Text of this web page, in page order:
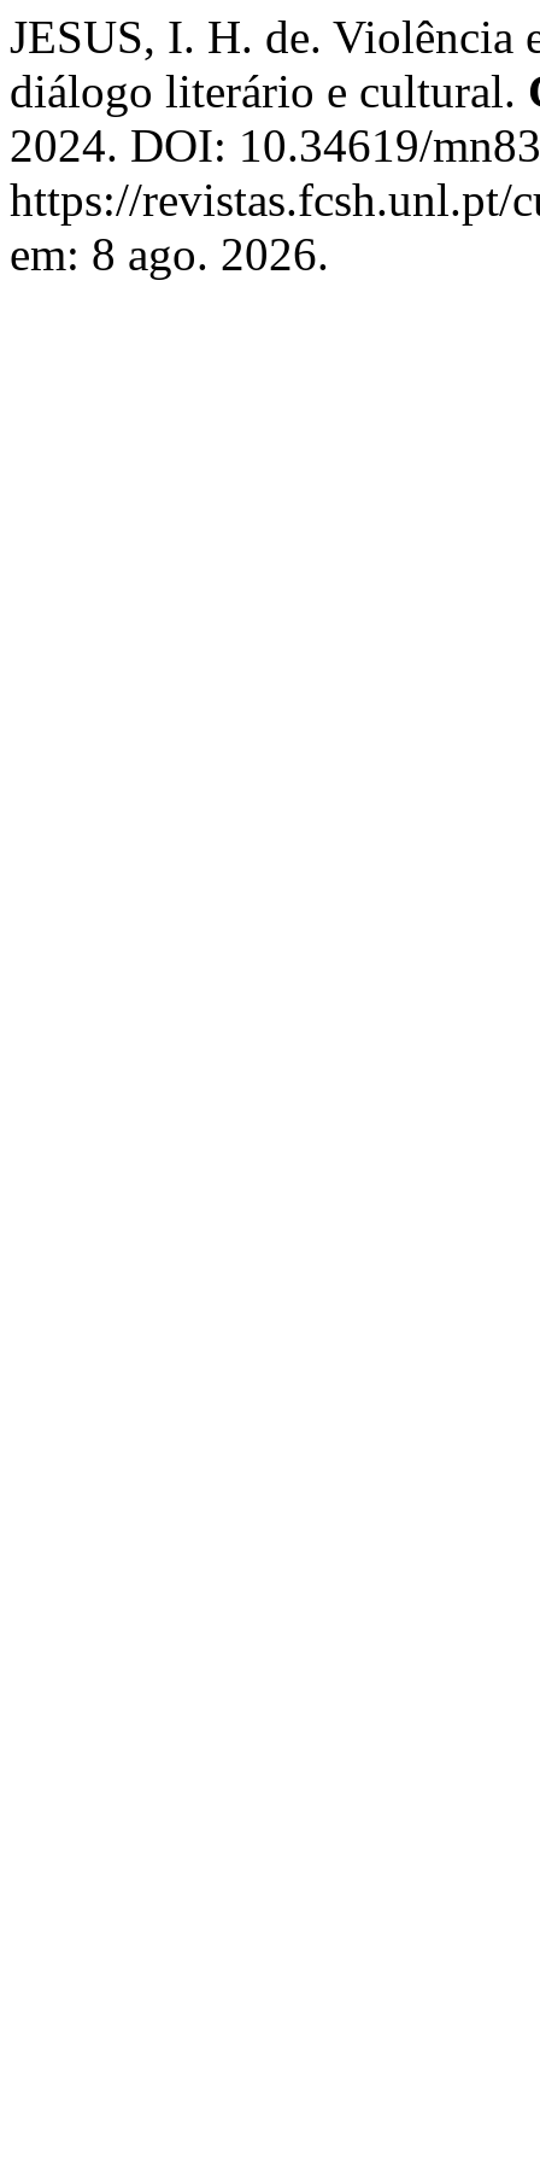
JESUS, I. H. de. Violência
diálogo literário e cultural.
2024. DOI: 10.34619/
https://revistas.fcsh.unl.pt/
em: 8 ago. 2026.